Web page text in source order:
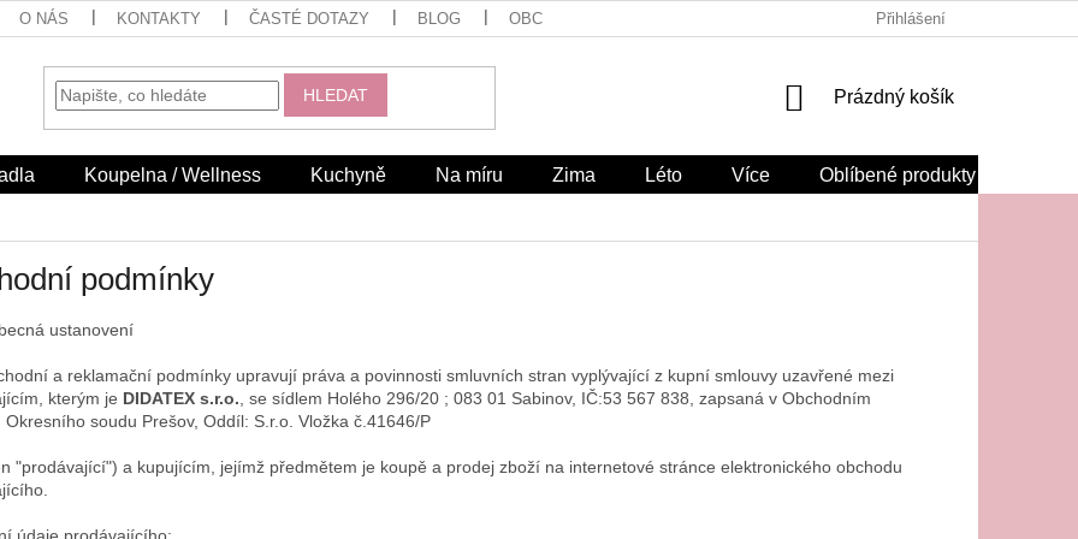
O NÁS KONTAKTY ČASTÉ DOTAZY BLOG OBCHODNÍ PODMÍNKY ODSTOUPENÍ OD SMLOUVY ZDE
Přihlášení
HLEDAT
NÁKUPNÍ
Prázdný košík
Koupelna / Wellness Kuchyně Na míru Zima Léto Více Oblíbené produkty
podmínky
ustanovení
a reklamační podmínky upravují práva a povinnosti smluvních stran vyplývající z kupní smlouvy uzavřené mezi
kterým je DIDATEX s.r.o., se sídlem Holého 296/20 ; 083 01 Sabinov, IČ:53 567 838, zapsaná v Obchodním
Okresního soudu Prešov, Oddíl: S.r.o. Vložka č.41646/P
"prodávající") a kupujícím, jejímž předmětem je koupě a prodej zboží na internetové stránce elektronického obchodu